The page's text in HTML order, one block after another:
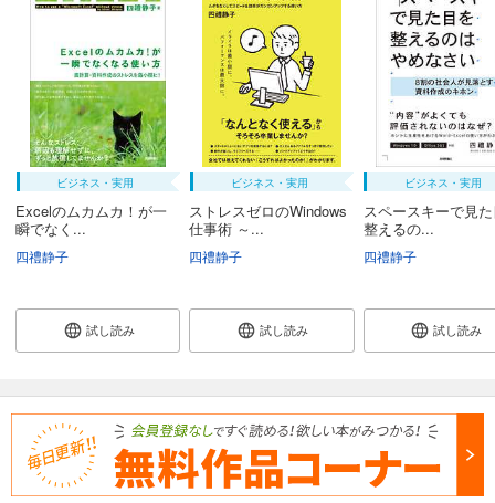
ビジネス・実用
Excelのムカムカ！が一
瞬でなく...
四禮静子
試し読み
ビジネス・実用
ストレスゼロのWindows
仕事術 ～...
四禮静子
試し読み
ビジネス・実用
スペースキーで見
整えるの...
四禮静子
試し読み